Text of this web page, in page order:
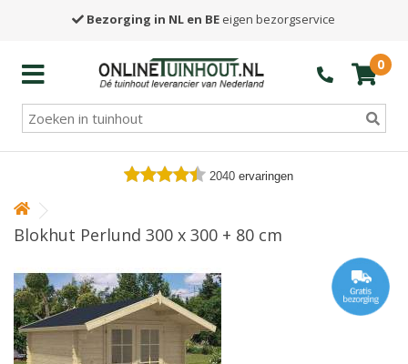
Bezorging in NL en BE eigen bezorgservice
0
2040 ervaringen
Blokhut Perlund 300 x 300 + 80 cm